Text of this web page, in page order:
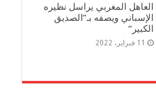
العاهل المغربي يراسل نظيره
الإسباني ويصفه بـ”الصديق
الكبير”
11 فبراير، 2022